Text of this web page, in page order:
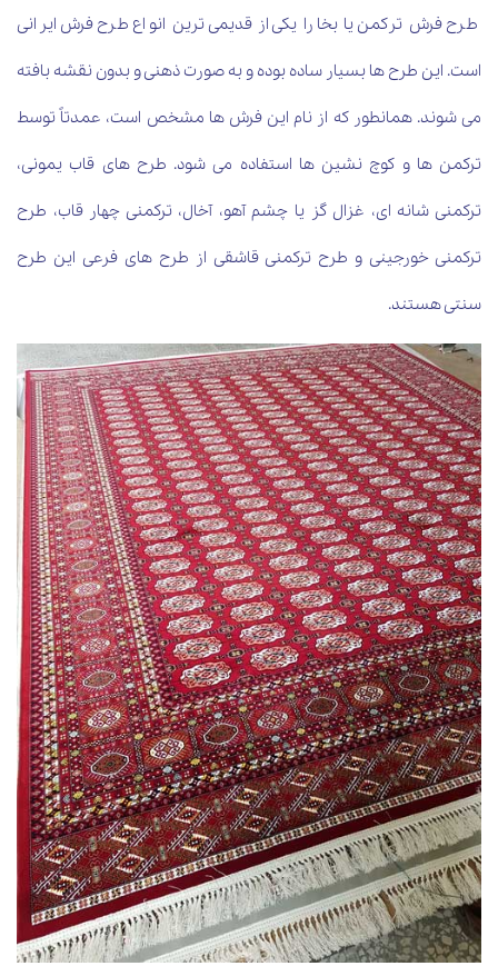
طرح فرش ترکمن یا بخارا یکی از قدیمی ترین انواع طرح فرش ایرانی
است. این طرح ها بسیار ساده بوده و به صورت ذهنی و بدون نقشه بافته
می شوند. همانطور که از نام این فرش ها مشخص است، عمدتاً توسط
ترکمن ها و کوچ نشین ها استفاده می شود. طرح های قاب یمونی،
ترکمنی شانه ای، غزال گز یا چشم آهو، آخال، ترکمنی چهار قاب، طرح
ترکمنی خورجینی و طرح ترکمنی قاشقی از طرح های فرعی این طرح
سنتی هستند.